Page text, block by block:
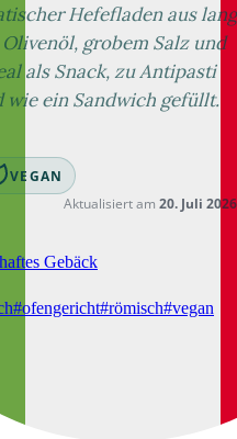
Hefefladen aus lang
grobem Salz und
als Snack, zu Antipasti
wie ein Sandwich gefüllt.
VEGAN
Aktualisiert am 20. Juli 2026
Gebäck
#ofengericht#römisch#vegan